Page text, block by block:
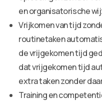
en organisatorische
Vrijkomen van tijd
routinetaken
de vrijgekomen tijd
dat vrijgekomen tijd
extra taken zonder
Training en